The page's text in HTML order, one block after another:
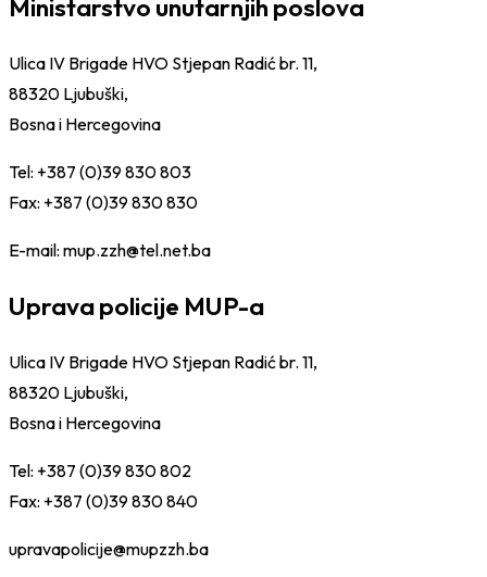
Ministarstvo unutarnjih poslova
Ulica IV Brigade HVO Stjepan Radić br. 11,
88320 Ljubuški,
Bosna i Hercegovina
Tel: +387 (0)39 830 803
Fax: +387 (0)39 830 830
E-mail: mup.zzh@tel.net.ba
Uprava policije MUP-a
Ulica IV Brigade HVO Stjepan Radić br. 11,
88320 Ljubuški,
Bosna i Hercegovina
Tel: +387 (0)39 830 802
Fax: +387 (0)39 830 840
upravapolicije@mupzzh.ba